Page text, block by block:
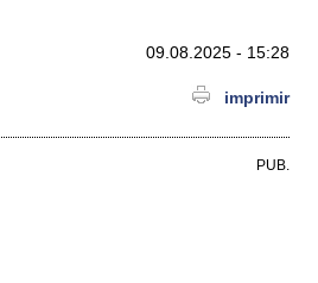
09.08.2025 - 15:28
imprimir
PUB.